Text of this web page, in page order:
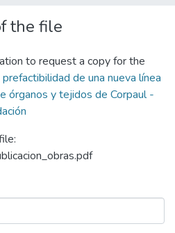
the file
to request a copy for the
de una nueva línea
órganos y tejidos de Corpaul -